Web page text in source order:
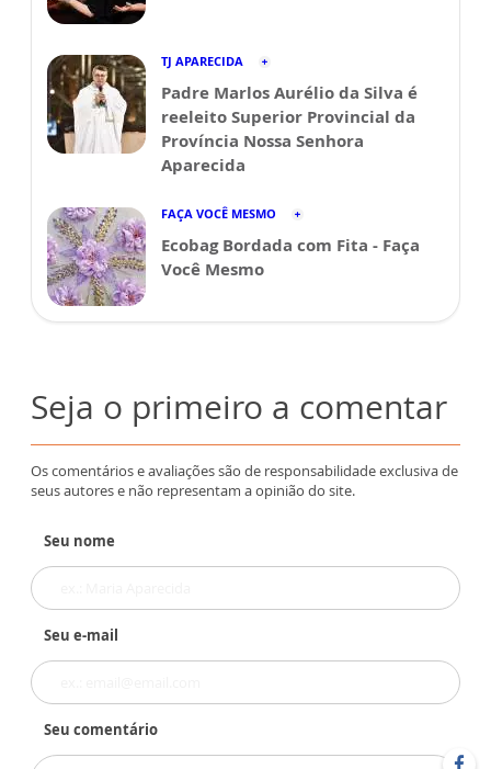
TJ APARECIDA
Padre Marlos Aurélio da Silva é
reeleito Superior Provincial da
Província Nossa Senhora
Aparecida
FAÇA VOCÊ MESMO
Ecobag Bordada com Fita - Faça
Você Mesmo
Seja o primeiro a comentar
Os comentários e avaliações são de responsabilidade exclusiva de
seus autores e não representam a opinião do site.
Seu nome
Seu e-mail
Seu comentário